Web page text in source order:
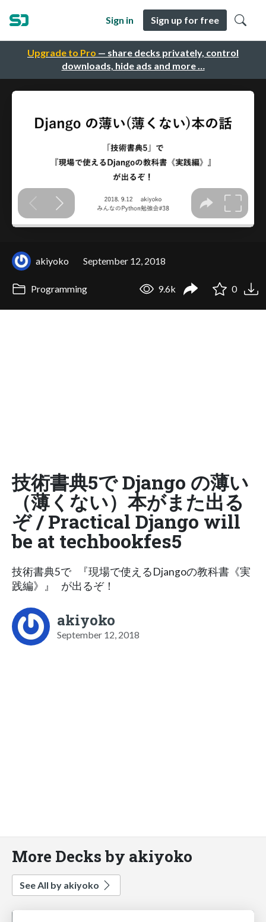
Upgrade to Pro — share decks privately, control
downloads, hide ads and more …
Sign in Sign up for free
akiyoko September 12, 2018
Programming 9.6k 0
技術書典5で Django の薄い
（薄くない）本がまた出る
ぞ / Practical Django will
be at techbookfes5
技術書典5で 『現場で使えるDjangoの教科書《実
践編》』 が出るぞ！
akiyoko
September 12, 2018
More Decks by akiyoko
See All by akiyoko